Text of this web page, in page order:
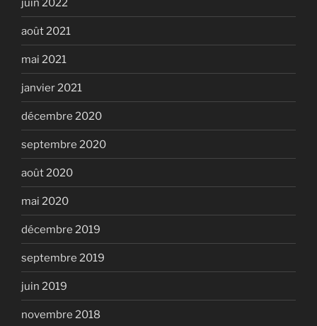
juin 2022
août 2021
mai 2021
janvier 2021
décembre 2020
septembre 2020
août 2020
mai 2020
décembre 2019
septembre 2019
juin 2019
novembre 2018